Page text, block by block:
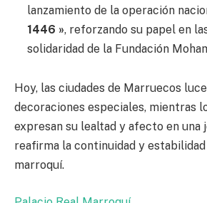
lanzamiento de la operación
1446 », reforzando su papel en
solidaridad de la Fundación
Hoy, las ciudades de Marruecos
decoraciones especiales, mientras
expresan su lealtad y afecto en una
reafirma la continuidad y
marroquí.